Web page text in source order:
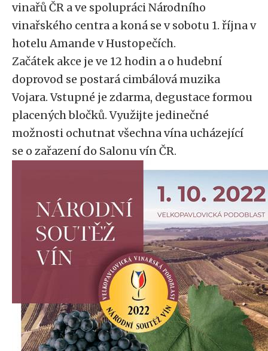
vinařů ČR a ve spolupráci Národního
vinařského centra a koná se v sobotu 1. října v
hotelu Amande v Hustopečích.
Začátek akce je ve 12 hodin a o hudební
doprovod se postará cimbálová muzika
Vojara. Vstupné je zdarma, degustace formou
placených bločků. Využijte jedinečné
možnosti ochutnat všechna vína ucházející
se o zařazení do Salonu vín ČR.